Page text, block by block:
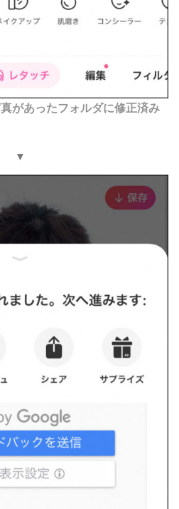
があったフォルダに修正済み
▼